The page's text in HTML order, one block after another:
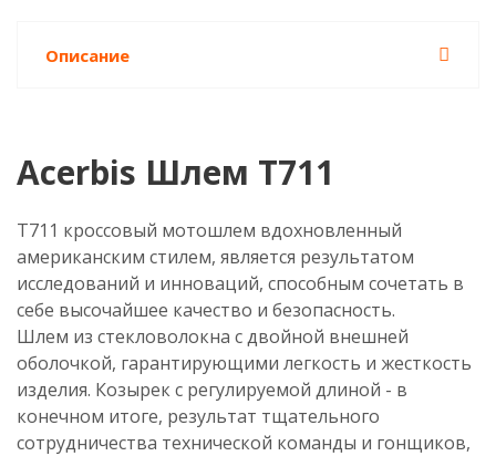
Описание
Acerbis Шлем T711
T711 кроссовый мотошлем вдохновленный
американским стилем, является результатом
исследований и инноваций, способным сочетать в
себе высочайшее качество и безопасность.
Шлем из стекловолокна с двойной внешней
оболочкой, гарантирующими легкость и жесткость
изделия. Козырек с регулируемой длиной - в
конечном итоге, результат тщательного
сотрудничества технической команды и гонщиков,